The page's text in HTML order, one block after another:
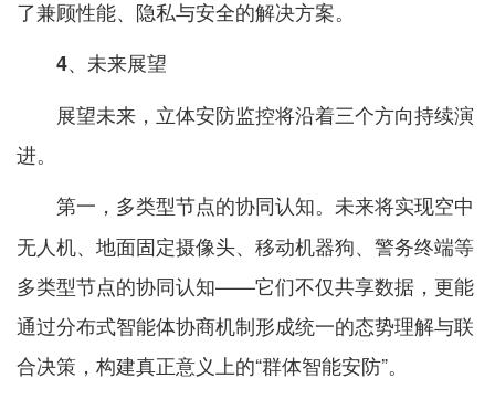
了兼顾性能、隐私与安全的解决方案。
4、未来展望
展望未来，立体安防监控将沿着三个方向持续演
进。
第一，多类型节点的协同认知。 未来将实现空中
无人机、地面固定摄像头、移动机器狗、警务终端等
多类型节点的协同认知——它们不仅共享数据，更能
通过分布式智能体协商机制形成统一的态势理解与联
合决策，构建真正意义上的“群体智能安防”。